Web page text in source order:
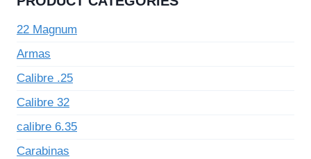
22 Magnum
Armas
Calibre .25
Calibre 32
calibre 6.35
Carabinas